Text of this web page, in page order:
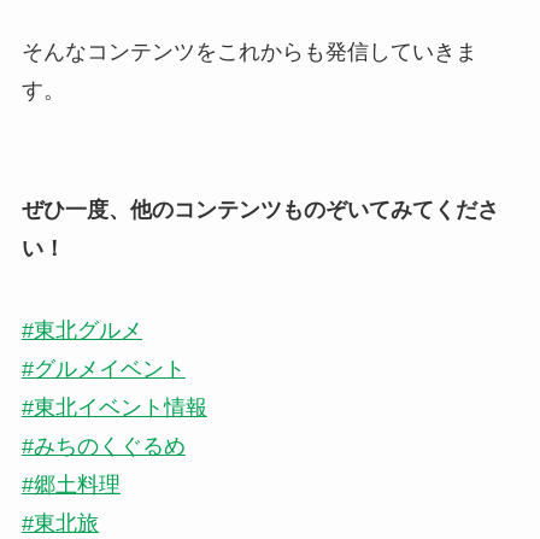
そんなコンテンツをこれからも発信していきま
す。
ぜひ一度、他のコンテンツものぞいてみてくださ
い！
#東北グルメ
#グルメイベント
#東北イベント情報
#みちのくぐるめ
#郷土料理
#東北旅